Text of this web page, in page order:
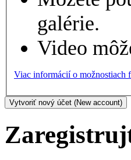
galérie.
Video
Viac informácií o možnostiach